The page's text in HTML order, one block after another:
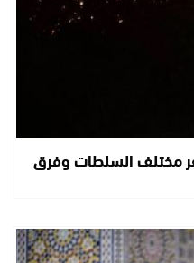
مختلف السلطات وفرق